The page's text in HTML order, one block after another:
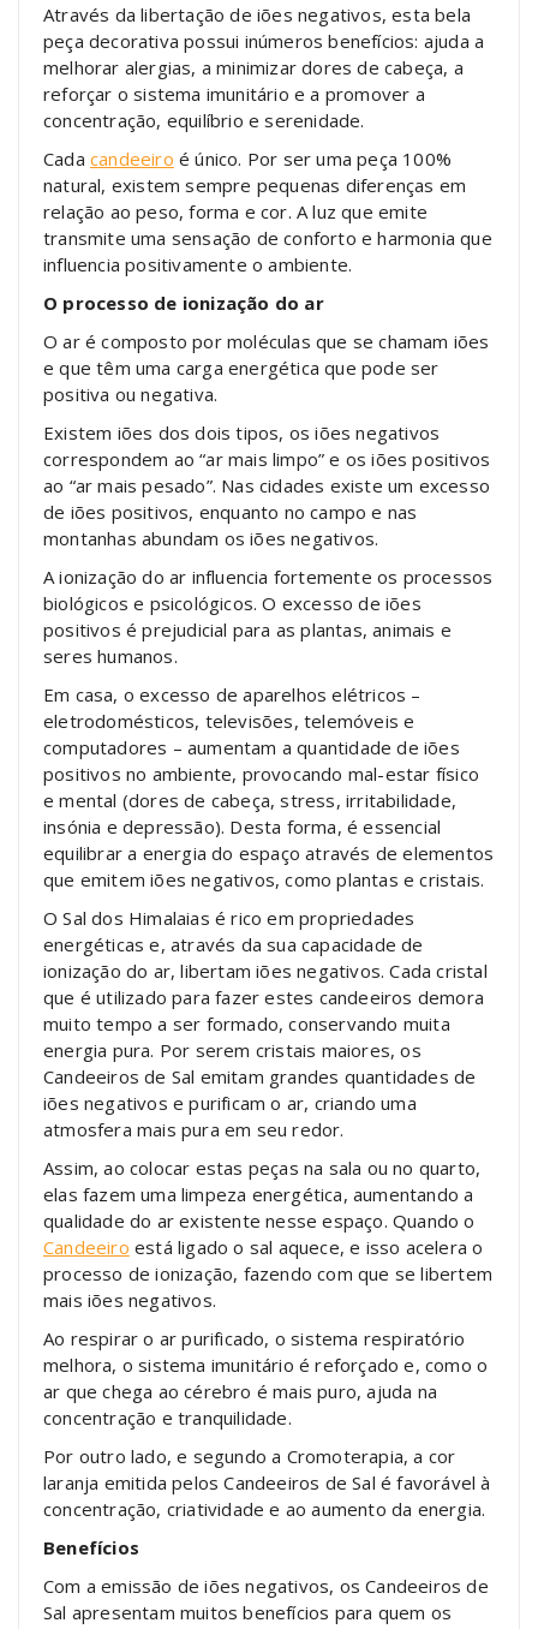
Através da libertação de iões negativos, esta bela
peça decorativa possui inúmeros benefícios: ajuda a
melhorar alergias, a minimizar dores de cabeça, a
reforçar o sistema imunitário e a promover a
concentração, equilíbrio e serenidade.
Cada candeeiro é único. Por ser uma peça 100%
natural, existem sempre pequenas diferenças em
relação ao peso, forma e cor. A luz que emite
transmite uma sensação de conforto e harmonia que
influencia positivamente o ambiente.
O processo de ionização do ar
O ar é composto por moléculas que se chamam iões
e que têm uma carga energética que pode ser
positiva ou negativa.
Existem iões dos dois tipos, os iões negativos
correspondem ao “ar mais limpo” e os iões positivos
ao “ar mais pesado”. Nas cidades existe um excesso
de iões positivos, enquanto no campo e nas
montanhas abundam os iões negativos.
A ionização do ar influencia fortemente os processos
biológicos e psicológicos. O excesso de iões
positivos é prejudicial para as plantas, animais e
seres humanos.
Em casa, o excesso de aparelhos elétricos –
eletrodomésticos, televisões, telemóveis e
computadores – aumentam a quantidade de iões
positivos no ambiente, provocando mal-estar físico
e mental (dores de cabeça, stress, irritabilidade,
insónia e depressão). Desta forma, é essencial
equilibrar a energia do espaço através de elementos
que emitem iões negativos, como plantas e cristais.
O Sal dos Himalaias é rico em propriedades
energéticas e, através da sua capacidade de
ionização do ar, libertam iões negativos. Cada cristal
que é utilizado para fazer estes candeeiros demora
muito tempo a ser formado, conservando muita
energia pura. Por serem cristais maiores, os
Candeeiros de Sal emitam grandes quantidades de
iões negativos e purificam o ar, criando uma
atmosfera mais pura em seu redor.
Assim, ao colocar estas peças na sala ou no quarto,
elas fazem uma limpeza energética, aumentando a
qualidade do ar existente nesse espaço. Quando o
Candeeiro está ligado o sal aquece, e isso acelera o
processo de ionização, fazendo com que se libertem
mais iões negativos.
Ao respirar o ar purificado, o sistema respiratório
melhora, o sistema imunitário é reforçado e, como o
ar que chega ao cérebro é mais puro, ajuda na
concentração e tranquilidade.
Por outro lado, e segundo a Cromoterapia, a cor
laranja emitida pelos Candeeiros de Sal é favorável à
concentração, criatividade e ao aumento da energia.
Benefícios
Com a emissão de iões negativos, os Candeeiros de
Sal apresentam muitos benefícios para quem os